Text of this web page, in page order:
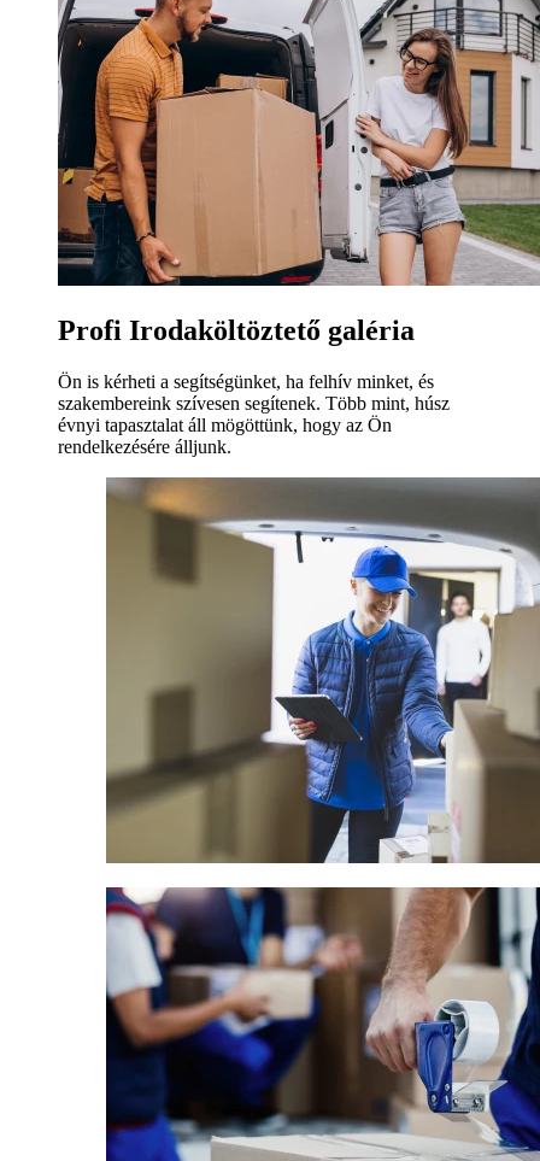
Profi Irodaköltöztető galéria
Ön is kérheti a segítségünket, ha felhív minket, és
szakembereink szívesen segítenek. Több mint, húsz
évnyi tapasztalat áll mögöttünk, hogy az Ön
rendelkezésére álljunk.